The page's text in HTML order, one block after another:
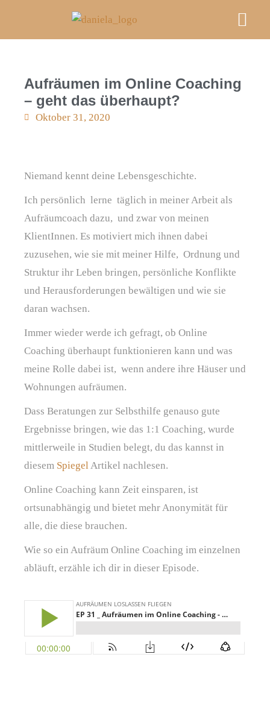
Aufräumen im Online Coaching
– geht das überhaupt?
Oktober 31, 2020
Niemand kennt deine Lebensgeschichte.
Ich persönlich lerne täglich in meiner Arbeit als
Aufräumcoach dazu, und zwar von meinen
KlientInnen. Es motiviert mich ihnen dabei
zuzusehen, wie sie mit meiner Hilfe, Ordnung und
Struktur ihr Leben bringen, persönliche Konflikte
und Herausforderungen bewältigen und wie sie
daran wachsen.
Immer wieder werde ich gefragt, ob Online
Coaching überhaupt funktionieren kann und was
meine Rolle dabei ist, wenn andere ihre Häuser und
Wohnungen aufräumen.
Dass Beratungen zur Selbsthilfe genauso gute
Ergebnisse bringen, wie das 1:1 Coaching, wurde
mittlerweile in Studien belegt, du das kannst in
diesem SpiegelArtikel nachlesen.
Online Coaching kann Zeit einsparen, ist
ortsunabhängig und bietet mehr Anonymität für
alle, die diese brauchen.
Wie so ein Aufräum Online Coaching im einzelnen
abläuft, erzähle ich dir in dieser Episode.